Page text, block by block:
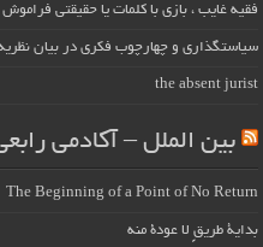
فقیه غایب ، بازی با کلمات یا حقیقتی
سیاستگذاری و چهارچوب فکری در بیان
the absent jurist
بین الملل – آکادمی
The Beginning of a Point of No Return
بداية طريقٍ لا عودة منه